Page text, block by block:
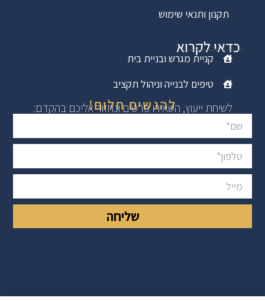
תקנון ותנאי שימוש
כדאי לקרוא
קניית מגרש ובניית בית
טיפים לבנייה וניהול תקציב
להגשים חלום!
לשיחת ייעוץ, השאירו פרטים ונחזור אליכם בהקדם:
שליחה